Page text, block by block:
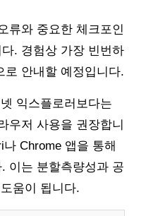
류와 중요한 체크포인
. 경험상 가장 빈번하
로 안내할 예정입니다.
익스플로러보다는
우저 사용을 권장합니
Chrome 앱을 통해
이는 분할측량성과 공
움이 됩니다.